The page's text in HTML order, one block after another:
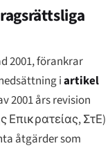
2001, förankrar
iartikel
2001 års revision
Επικρατείας, ΣτΕ)
åtgärder som